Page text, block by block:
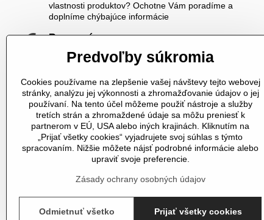
vlastnosti produktov? Ochotne Vám poradíme a
doplníme chýbajúce informácie
Rozumné ceny
Zákazníkom ponúkame priateľské ceny, ktoré si viete
ešte skrášliť navyše registráciou
K nám sa vždy dovoláte
V čase od 8,00 do 20,00 počas pracovných dní a od
10,00 do 20,00 počas vikendov a sviatkov sme Vám plne
k dispozícii. Pokiaľ sme zaneprázdnení a nevieme prijať
hovor, určite Vám zavoláme späť
Telefonické objednávky
U nás si môžete tovar objednať aj telefonicky
Predvoľby súkromia
Cookies používame na zlepšenie vašej návštevy tejto webovej
stránky, analýzu jej výkonnosti a zhromažďovanie údajov o jej
používaní. Na tento účel môžeme použiť nástroje a služby
tretích strán a zhromaždené údaje sa môžu preniesť k
partnerom v EÚ, USA alebo iných krajinách. Kliknutím na
„Prijať všetky cookies“ vyjadrujete svoj súhlas s týmto
spracovaním. Nižšie môžete nájsť podrobné informácie alebo
upraviť svoje preferencie.
Zásady ochrany osobných údajov
Prijať všetky cookies
Odmietnuť všetko